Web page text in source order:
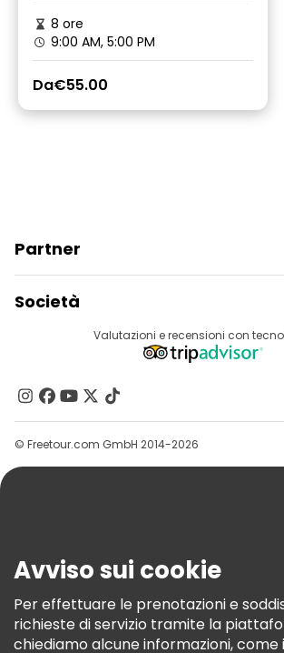
8 ore
9:00 AM, 5:00 PM
Da€55.00
Partner
Accesso Del Fornitore
Programma Di Affiliazione
Società
Destinazioni
Contattaci
Gruppi
Aiuto
Termini E Condizioni
Informativa Sui Cookie
Freetour Premi
Valutazioni e recensioni con
© Freetour.com GmbH 2014-2026
Avviso sui cookie
Per effettuare le prenotazioni e
richieste di servizio tramite la
chiediamo alcune informazioni, come